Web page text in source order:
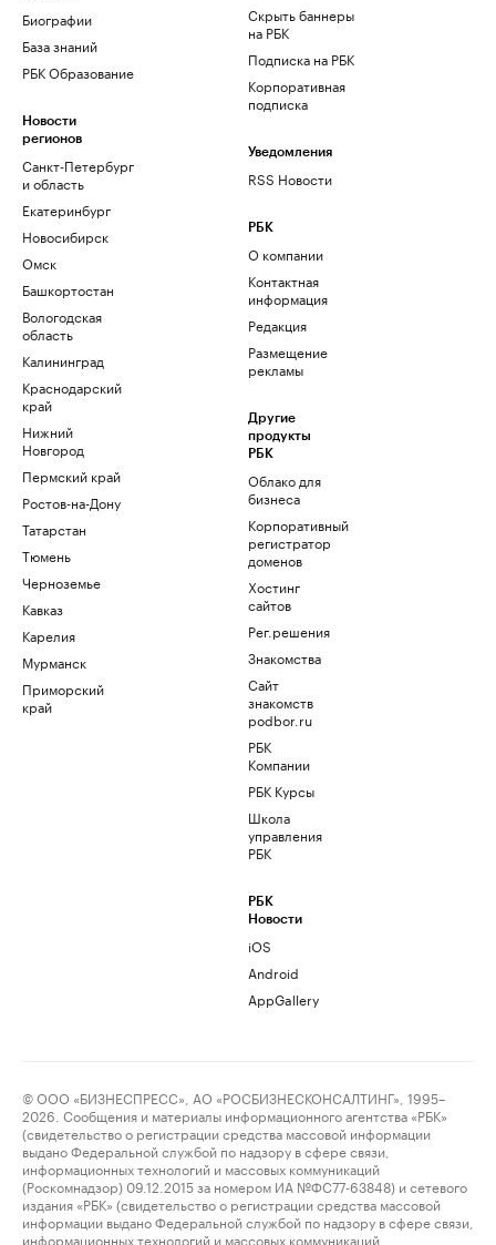
Биографии
База знаний
РБК Образование
Новости
регионов
Санкт-Петербург
и область
Екатеринбург
Новосибирск
Омск
Башкортостан
Вологодская
область
Калининград
Краснодарский
край
Нижний
Новгород
Пермский край
Ростов-на-Дону
Татарстан
Тюмень
Черноземье
Кавказ
Карелия
Мурманск
Приморский
край
Скрыть баннеры
на РБК
Подписка на РБК
Корпоративная
подписка
Уведомления
RSS Новости
РБК
О компании
Контактная
информация
Редакция
Размещение
рекламы
Другие
продукты
РБК
Облако для
бизнеса
Корпоративный
регистратор
доменов
Хостинг
сайтов
Рег.решения
Знакомства
Сайт
знакомств
podbor.ru
РБК
Компании
РБК Курсы
Школа
управления
РБК
РБК
Новости
iOS
Android
AppGallery
© ООО «БИЗНЕСПРЕСС», АО «РОСБИЗНЕСКОНСАЛТИНГ», 1995–
2026. Сообщения и материалы информационного агентства «РБК»
(свидетельство о регистрации средства массовой информации
выдано Федеральной службой по надзору в сфере связи,
информационных технологий и массовых коммуникаций
(Роскомнадзор) 09.12.2015 за номером ИА №ФС77-63848) и сетевого
издания «РБК» (свидетельство о регистрации средства массовой
информации выдано Федеральной службой по надзору в сфере связи,
информационных технологий и массовых коммуникаций